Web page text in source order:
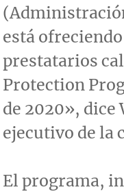
está
prestatarios
Protection
de 2020», dice
ejecutivo de la
El programa,